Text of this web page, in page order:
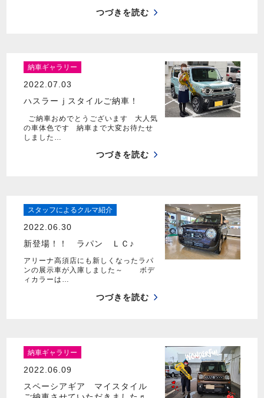
つづきを読む
納車ギャラリー
2022.07.03
ハスラーｊスタイルご納車！
ご納車おめでとうございます 大人気
の車体色です 納車まで大変お待たせ
しました…
つづきを読む
スタッフによるクルマ紹介
2022.06.30
新登場！！ ラパン ＬＣ♪
アリーナ高須店にも新しくなったラパ
ンの展示車が入庫しました～ ボデ
ィカラーは…
つづきを読む
納車ギャラリー
2022.06.09
スペーシアギア マイスタイル